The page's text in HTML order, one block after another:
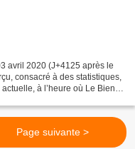
avril 2020 (J+4125 après le
consacré à des statistiques,
à l’heure où Le Bien
Page suivante >